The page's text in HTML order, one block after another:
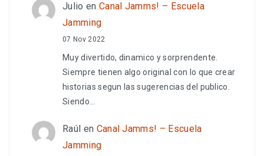
Julio en Canal Jamms! – Escuela
Jamming
07 Nov 2022
Muy divertido, dinamico y sorprendente.
Siempre tienen algo original con lo que crear
historias segun las sugerencias del publico.
Siendo…
Raúl en Canal Jamms! – Escuela
Jamming